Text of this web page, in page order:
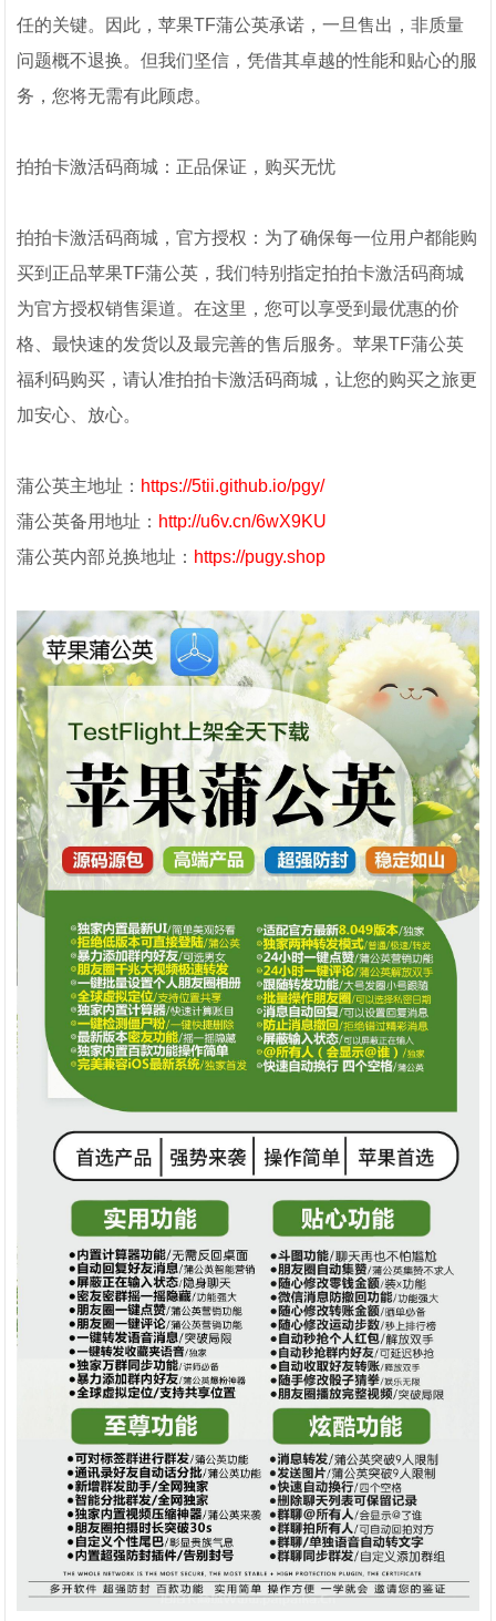
任的关键。因此，苹果TF蒲公英承诺，一旦售出，非质量
问题概不退换。但我们坚信，凭借其卓越的性能和贴心的服
务，您将无需有此顾虑。
拍拍卡激活码商城：正品保证，购买无忧
拍拍卡激活码商城，官方授权：为了确保每一位用户都能购
买到正品苹果TF蒲公英，我们特别指定拍拍卡激活码商城
为官方授权销售渠道。在这里，您可以享受到最优惠的价
格、最快速的发货以及最完善的售后服务。苹果TF蒲公英
福利码购买，请认准拍拍卡激活码商城，让您的购买之旅更
加安心、放心。
蒲公英主地址： https://5tii.github.io/pgy/
蒲公英备用地址： http://u6v.cn/6wX9KU
蒲公英内部兑换地址： https://pugy.shop